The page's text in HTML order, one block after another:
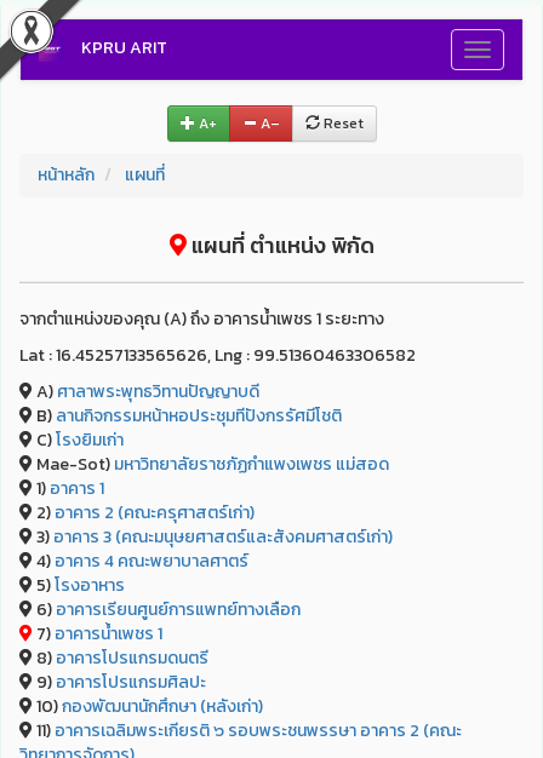
Toggle
KPRU ARIT
A+ A– Reset
หน้าหลัก แผนที่
แผนที่ ตำแหน่ง พิกัด
จากตำแหน่งของคุณ (A) ถึง อาคารน้ำเพชร 1 ระยะทาง
Lat : 16.45257133565626, Lng : 99.51360463306582
A)ศาลาพระพุทธวิทานปัญญาบดี
B)ลานกิจกรรมหน้าหอประชุมทีปังกรรัศมีโชติ
C)โรงยิมเก่า
Mae-Sot)มหาวิทยาลัยราชภัฏกำแพงเพชร แม่สอด
1)อาคาร 1
2)อาคาร 2 (คณะครุศาสตร์เก่า)
3)อาคาร 3 (คณะมนุษยศาสตร์และสังคมศาสตร์เก่า)
4)อาคาร 4 คณะพยาบาลศาตร์
5)โรงอาหาร
6)อาคารเรียนศูนย์การแพทย์ทางเลือก
7)อาคารน้ำเพชร 1
8)อาคารโปรแกรมดนตรี
9)อาคารโปรแกรมศิลปะ
10)กองพัฒนานักศึกษา (หลังเก่า)
11)อาคารเฉลิมพระเกียรติ ๖ รอบพระชนพรรษา อาคาร 2 (คณะ